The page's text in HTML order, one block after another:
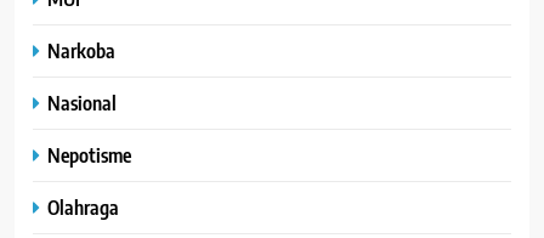
Narkoba
Nasional
Nepotisme
Olahraga